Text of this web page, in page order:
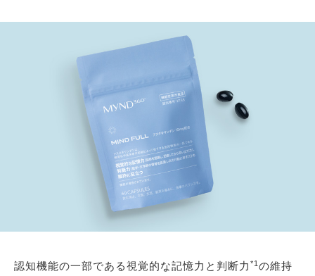
認知機能の一部である視覚的な記憶力と判断力 *1 の維持